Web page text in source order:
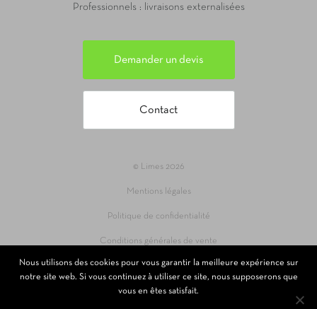
Professionnels : livraisons externalisées
Demander un devis
Contact
© Limes 2026
Mentions légales
Politique de confidentialité
Conditions générales de vente
Site réalisé par 69pixl agence web à Lyon
Nous utilisons des cookies pour vous garantir la meilleure expérience sur
notre site web. Si vous continuez à utiliser ce site, nous supposerons que
vous en êtes satisfait.